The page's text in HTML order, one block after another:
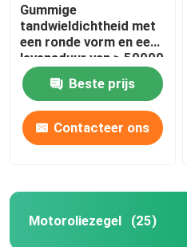
Gummige
tandwieldichtheid met
een ronde vorm en een
levensduur van ≥ 50000
uur
Beste prijs
Contacteer ons
Motoroliezegel (25)